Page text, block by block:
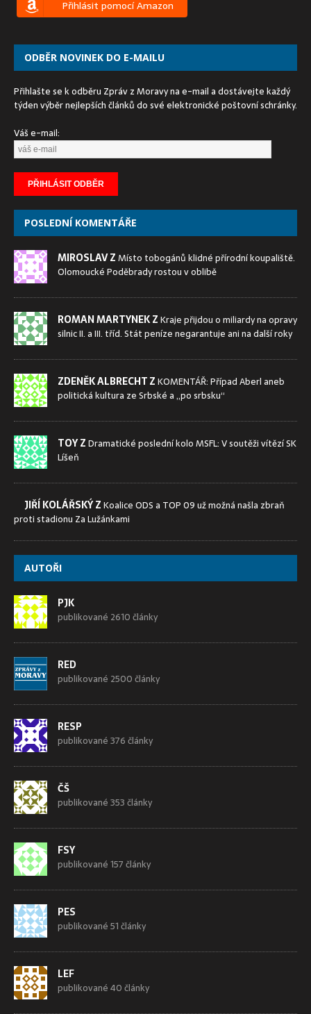
Přihlásit pomocí Amazon
ODBĚR NOVINEK DO E-MAILU
Přihlašte se k odběru Zpráv z Moravy na e-mail a dostávejte každý
týden výběr nejlepších článků do své elektronické poštovní schránky.
Váš e-mail:
POSLEDNÍ KOMENTÁŘE
MIROSLAV ZMísto tobogánů klidné přírodní koupaliště.
Olomoucké Poděbrady rostou v oblibě
ROMAN MARTYNEK ZKraje přijdou o miliardy na opravy
silnic II. a III. tříd. Stát peníze negarantuje ani na další roky
ZDENĚK ALBRECHT ZKOMENTÁŘ: Případ Aberl aneb
politická kultura ze Srbské a „po srbsku“
TOY ZDramatické poslední kolo MSFL: V soutěži vítězí SK
Líšeň
JIŘÍ KOLÁŘSKÝ ZKoalice ODS a TOP 09 už možná našla zbraň
proti stadionu Za Lužánkami
AUTOŘI
PJK
publikované 2610 články
RED
publikované 2500 články
RESP
publikované 376 články
ČŠ
publikované 353 články
FSY
publikované 157 články
PES
publikované 51 články
LEF
publikované 40 články